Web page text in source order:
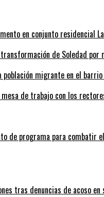
en conjunto residencial
de Soledad
migrante en el
de trabajo con los
de programa para combatir el
tras denuncias de acoso en